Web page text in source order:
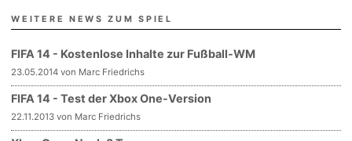
WEITERE NEWS ZUM SPIEL
FIFA 14 - Kostenlose Inhalte zur Fußball-WM
23.05.2014 von Marc Friedrichs
FIFA 14 - Test der Xbox One-Version
22.11.2013 von Marc Friedrichs